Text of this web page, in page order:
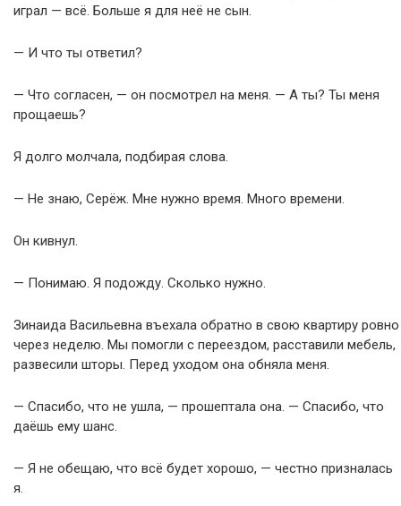
играл — всё. Больше я для неё не сын.
— И что ты ответил?
— Что согласен, — он посмотрел на меня. — А ты? Ты меня
прощаешь?
Я долго молчала, подбирая слова.
— Не знаю, Серёж. Мне нужно время. Много времени.
Он кивнул.
— Понимаю. Я подожду. Сколько нужно.
Зинаида Васильевна въехала обратно в свою квартиру ровно
через неделю. Мы помогли с переездом, расставили мебель,
развесили шторы. Перед уходом она обняла меня.
— Спасибо, что не ушла, — прошептала она. — Спасибо, что
даёшь ему шанс.
— Я не обещаю, что всё будет хорошо, — честно призналась
я.